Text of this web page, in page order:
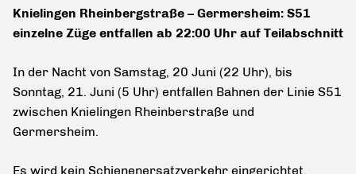
Knielingen Rheinbergstraße – Germersheim: S51
einzelne Züge entfallen ab 22:00 Uhr auf Teilabschnitt
In der Nacht von Samstag, 20 Juni (22 Uhr), bis
Sonntag, 21. Juni (5 Uhr) entfallen Bahnen der Linie S51
zwischen Knielingen Rheinberstraße und
Germersheim.
Es wird kein Schienenersatzverkehr eingerichtet.